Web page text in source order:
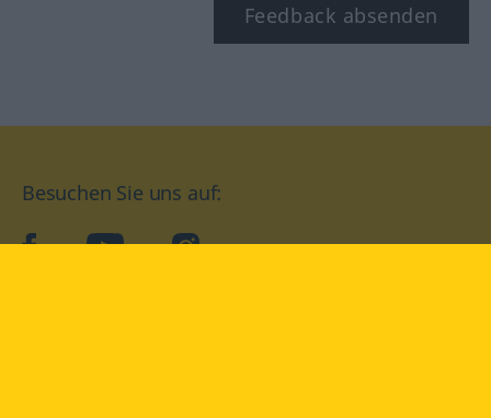
Feedback absenden
Besuchen Sie uns auf:
facebookYouTube Instagram